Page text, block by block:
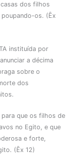
dos filhos
poupando-os. (Ȇx
instituída por
a décima
sobre o
dos
que os filhos de
no Egito, e que
e forte,
(Ȇx 12)